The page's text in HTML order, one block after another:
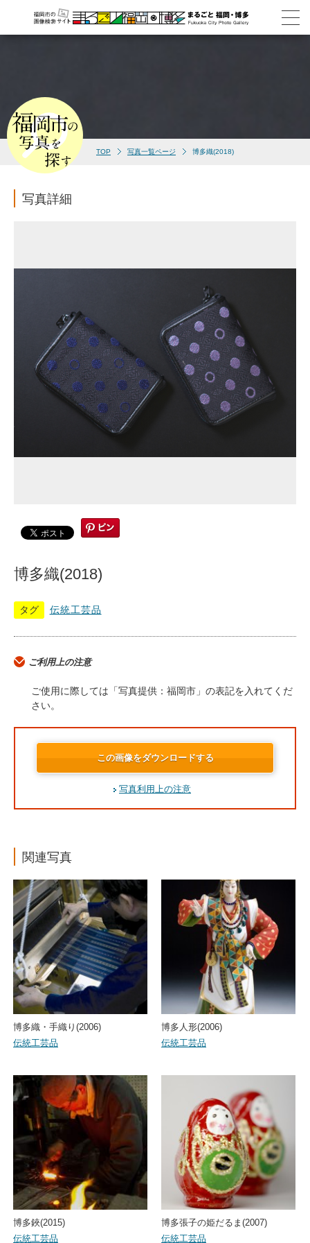
TOP 写真一覧ページ 博多織(2018)
写真詳細
博多織(2018)
タグ 伝統工芸品
ご利用上の注意
ご使用に際しては「写真提供：福岡市」の表記を入れてくだ
さい。
この画像をダウンロードする
写真利用上の注意
関連写真
博多織・手織り(2006)
伝統工芸品
博多人形(2006)
伝統工芸品
博多鋏(2015)
伝統工芸品
博多張子の姫だるま(2007)
伝統工芸品